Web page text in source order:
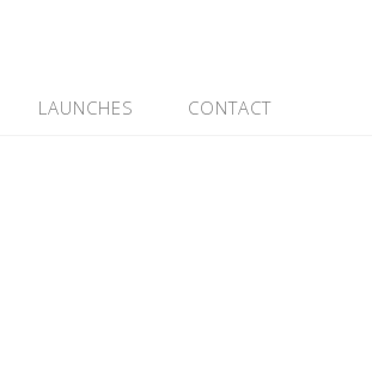
LAUNCHES CONTACT